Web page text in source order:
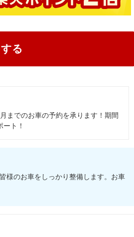
る
までのお車の予約を承ります！期間
ト！
様のお車をしっかり整備します。お車